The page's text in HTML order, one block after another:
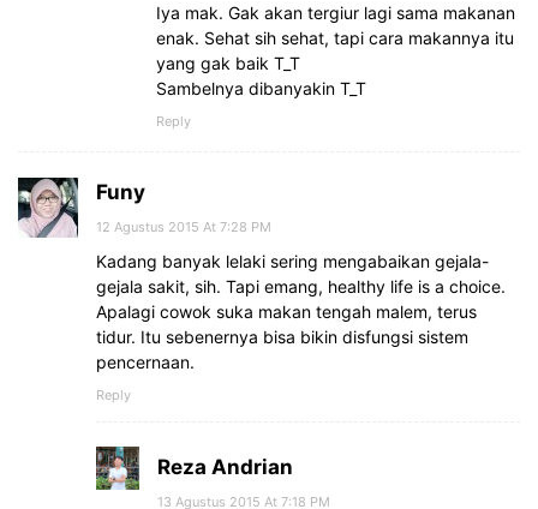
Iya mak. Gak akan tergiur lagi sama makanan
enak. Sehat sih sehat, tapi cara makannya itu
yang gak baik T_T
Sambelnya dibanyakin T_T
Reply
Funy
12 Agustus 2015 At 7:28 PM
Kadang banyak lelaki sering mengabaikan gejala-
gejala sakit, sih. Tapi emang, healthy life is a choice.
Apalagi cowok suka makan tengah malem, terus
tidur. Itu sebenernya bisa bikin disfungsi sistem
pencernaan.
Reply
Reza Andrian
13 Agustus 2015 At 7:18 PM